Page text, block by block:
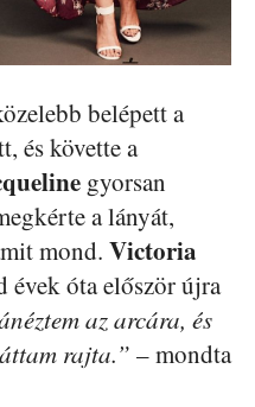
belépett a
és követte a
gyorsan
a lányát,
mond. Victoria
évek óta először újra
az arcára, és
rajta.” – mondta